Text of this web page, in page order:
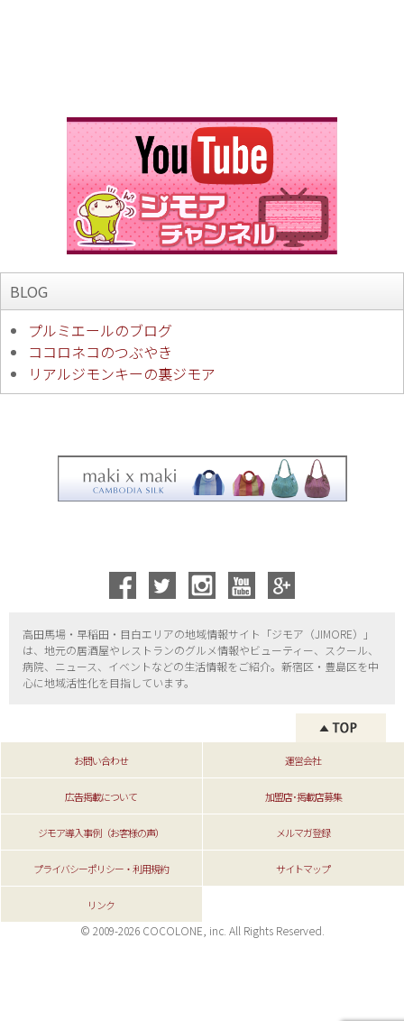
BLOG
プルミエールのブログ
ココロネコのつぶやき
リアルジモンキーの裏ジモア
高田馬場・早稲田・目白エリアの地域情報サイト「ジモア（JIMORE）」
は、地元の居酒屋やレストランのグルメ情報やビューティー、
スクール、
病院、ニュース、イベントなどの生活情報をご紹介。新宿区・ 豊島区を中
心に地域活性化を目指しています。
お問い合わせ 運営会社
広告掲載について 加盟店･掲載店募集
ジモア導入事例（お客様の声） メルマガ登録
プライバシーポリシー・利用規約 サイトマップ
リンク
© 2009-2026 COCOLONE, inc. All Rights Reserved.